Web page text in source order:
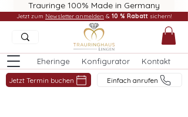
Trauringe 100% Made in Germany
Eheringe Konfigurator Kontakt
Jetzt Termin buchen Einfach anrufen
Jetzt zum Newsletter anmelden & 10 % Rabatt sichern!